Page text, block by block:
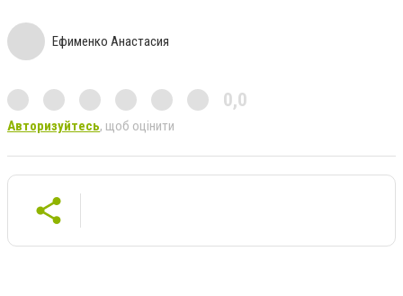
Ефименко Анастасия
0,0
Авторизуйтесь, щоб оцінити